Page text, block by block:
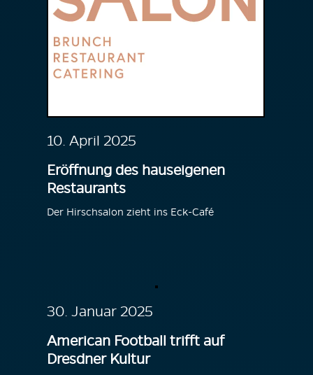
10. April 2025
Eröffnung des hauseigenen
Restaurants
Der Hirschsalon zieht ins Eck-Café
30. Januar 2025
American Football trifft auf
Dresdner Kultur